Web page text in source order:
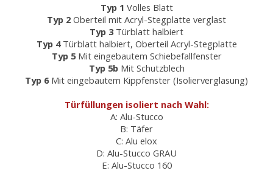
Typ 1 Volles Blatt
Typ 2 Oberteil mit Acryl-Stegplatte verglast
Typ 3 Türblatt halbiert
Typ 4 Türblatt halbiert, Oberteil Acryl-Stegplatte
Typ 5 Mit eingebautem Schiebefallfenster
Typ 5bMit Schutzblech
Typ 6Mit eingebautem Kippfenster (Isolierverglasung)
Türfüllungen isoliert nach Wahl:
A: Alu-Stucco
B: Täfer
C: Alu elox
D: Alu-Stucco GRAU
E: Alu-Stucco 160